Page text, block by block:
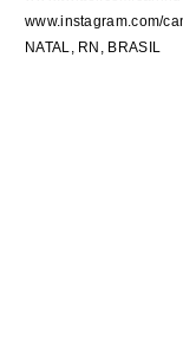
www.instagram.com/
NATAL, RN, BRASIL